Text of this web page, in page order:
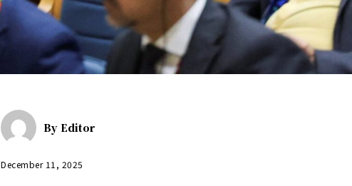
By Editor
December 11, 2025